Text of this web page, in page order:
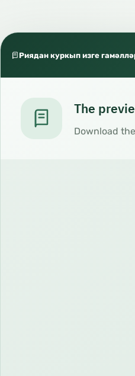
Риядан куркып изге
The
Download